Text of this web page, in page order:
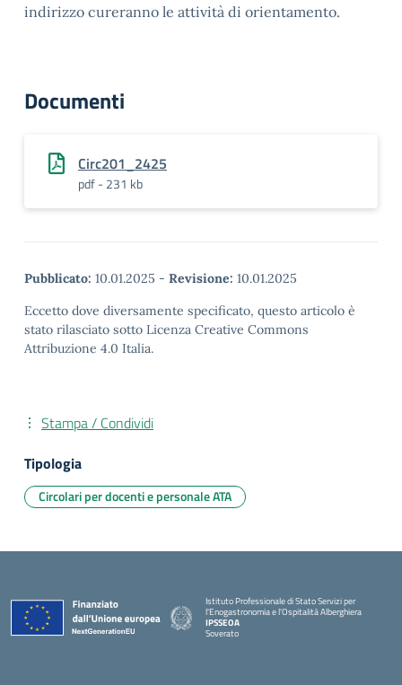
indirizzo cureranno le attività di orientamento.
Documenti
Circ201_2425
pdf - 231 kb
Pubblicato: 10.01.2025 - Revisione: 10.01.2025
Eccetto dove diversamente specificato, questo articolo è
stato rilasciato sotto Licenza Creative Commons
Attribuzione 4.0 Italia.
Stampa / Condividi
Tipologia
Circolari per docenti e personale ATA
Istituto Professionale di Stato Servizi per
l'Enogastronomia e l'Ospitalità Alberghiera
IPSSEOA
Soverato